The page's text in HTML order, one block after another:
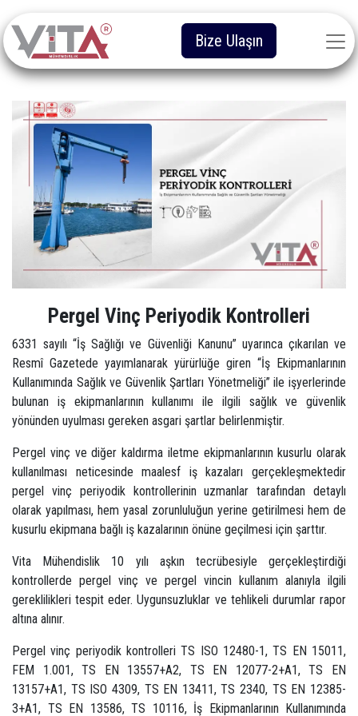
Bize Ulaşın
Pergel Vinç Periyodik Kontrolleri
6331 sayılı “İş Sağlığı ve Güvenliği Kanunu” uyarınca çıkarılan ve
Resmî Gazetede yayımlanarak yürürlüğe giren “İş Ekipmanlarının
Kullanımında Sağlık ve Güvenlik Şartları Yönetmeliği” ile işyerlerinde
bulunan iş ekipmanlarının kullanımı ile ilgili sağlık ve güvenlik
yönünden uyulması gereken asgari şartlar belirlenmiştir.
Pergel vinç ve diğer kaldırma iletme ekipmanlarının kusurlu olarak
kullanılması neticesinde maalesf iş kazaları gerçekleşmektedir
pergel vinç periyodik kontrollerinin uzmanlar tarafından detaylı
olarak yapılması, hem yasal zorunluluğun yerine getirilmesi hem de
kusurlu ekipmana bağlı iş kazalarının önüne geçilmesi için şarttır.
Vita Mühendislik 10 yılı aşkın tecrübesiyle gerçekleştirdiği
kontrollerde pergel vinç ve pergel vincin kullanım alanıyla ilgili
gereklilikleri tespit eder. Uygunsuzluklar ve tehlikeli durumlar rapor
altına alınır.
Pergel vinç periyodik kontrolleri TS ISO 12480-1, TS EN 15011,
FEM 1.001, TS EN 13557+A2, TS EN 12077-2+A1, TS EN
13157+A1, TS ISO 4309, TS EN 13411, TS 2340, TS EN 12385-
3+A1, TS EN 13586, TS 10116, İş Ekipmanlarının Kullanımında